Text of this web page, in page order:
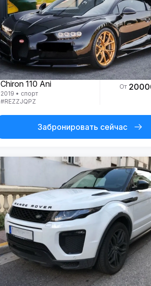
Bugatti
Chiron 110 Ani
2019 • спорт
#REZZJQPZ
От
Забронировать сейчас
Land Rover